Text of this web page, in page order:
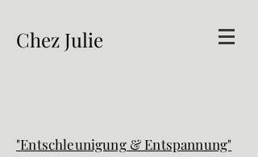
Chez Julie
"Entschleunigung & Entspannung"